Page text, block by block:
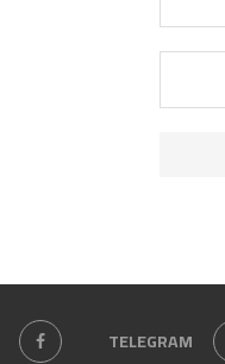
TELEGRAM